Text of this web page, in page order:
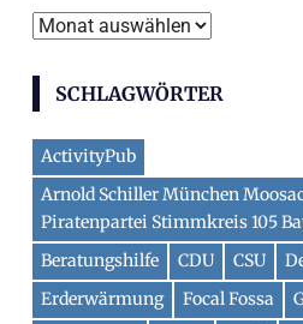
Archiv
SCHLAGWÖRTER
ActivityPub
Arnold Schiller München
Piratenpartei Stimmkreis 105
Beratungshilfe
CDU CSU
Erderwärmung
Focal Fossa